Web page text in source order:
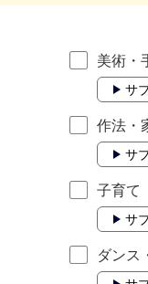
美術・
サ
作法・
サ
子育て
サ
ダンス